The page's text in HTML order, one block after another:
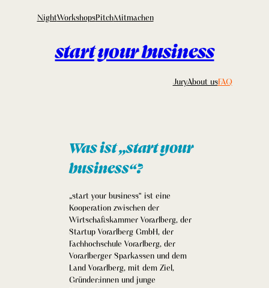
NightWorkshopsPitchMitmachen
start your business
JuryAbout usFAQ
Was ist „start your
business“?
„start your business“ ist eine
Kooperation zwischen der
Wirtschaftskammer Vorarlberg, der
Startup Vorarlberg GmbH, der
Fachhochschule Vorarlberg, der
Vorarlberger Sparkassen und dem
Land Vorarlberg, mit dem Ziel,
Gründer:innen und junge